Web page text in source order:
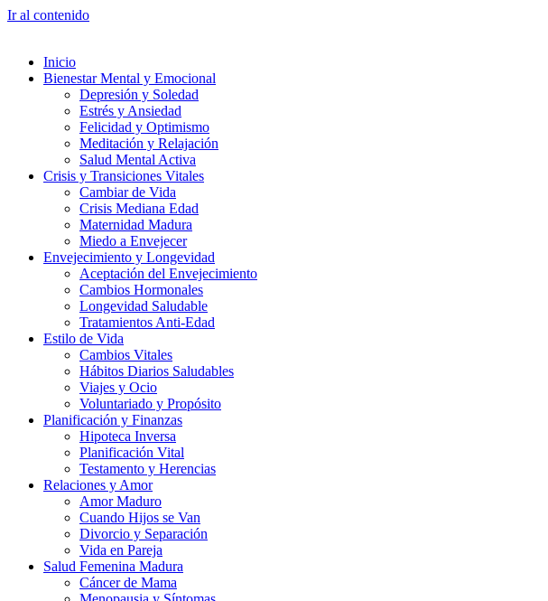
Ir al contenido
Inicio
Bienestar Mental y Emocional
Depresión y Soledad
Estrés y Ansiedad
Felicidad y Optimismo
Meditación y Relajación
Salud Mental Activa
Crisis y Transiciones Vitales
Cambiar de Vida
Crisis Mediana Edad
Maternidad Madura
Miedo a Envejecer
Envejecimiento y Longevidad
Aceptación del Envejecimiento
Cambios Hormonales
Longevidad Saludable
Tratamientos Anti-Edad
Estilo de Vida
Cambios Vitales
Hábitos Diarios Saludables
Viajes y Ocio
Voluntariado y Propósito
Planificación y Finanzas
Hipoteca Inversa
Planificación Vital
Testamento y Herencias
Relaciones y Amor
Amor Maduro
Cuando Hijos se Van
Divorcio y Separación
Vida en Pareja
Salud Femenina Madura
Cáncer de Mama